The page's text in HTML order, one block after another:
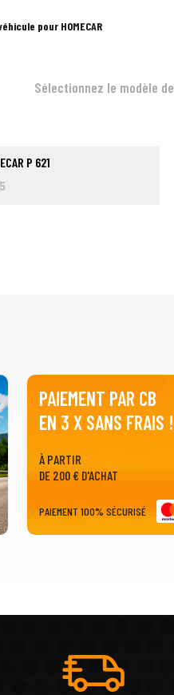
pour HOMECAR
Sélectionnez le modèle
P 621
PAIEMENT PAR CB
EN 3 X SANS FRAIS !
À PARTIR
DE 200 € D'ACHAT
PAIEMENT 100% SÉCURISÉ